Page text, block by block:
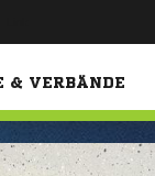
& VERBÄNDE